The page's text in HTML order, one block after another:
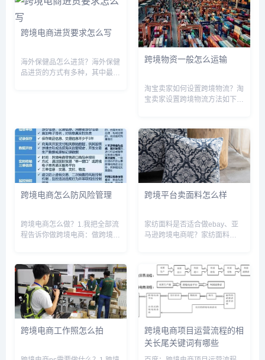
跨境电商进货要求怎么写
海外保健品怎么进货？海外保健
品进货的方式有多种，其中最常
判，以...
跨境物资一般怎么运输
淘宝卖家如何设置跨境物流？淘
宝卖家设置跨境物流方法如下:1.
物流服务这个项，选择它下方的
物流工具。2.点击运费模板设
置，再次点击“新增运费模板”...
跨境电商怎么防风险管理
跨境电商怎么做？1.我把全部流
程告诉你做跨境电商：做跨境电
际上每一个阶段都是有门槛的，
只是门槛高低而已，当刚刚开始
进入这个行业时，可以选择成
熟...
跨境平台卖面料怎么样
家纺面料是否适合做ebay、亚
马逊跨境电商呢？家纺面料
的。只是在亚马逊上销售的话，
首先需要通过分类审核
（Amazon Brand...
跨境电商工作照怎么拍
跨境电商项目运营流程的相
关长尾关键词有哪些